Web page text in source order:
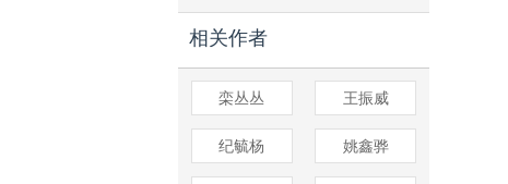
相关作者
栾丛丛 王振威
纪毓杨 姚鑫骅